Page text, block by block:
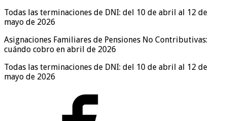
Todas las terminaciones de DNI: del 10 de abril al 12 de
mayo de 2026
Asignaciones Familiares de Pensiones No Contributivas:
cuándo cobro en abril de 2026
Todas las terminaciones de DNI: del 10 de abril al 12 de
mayo de 2026